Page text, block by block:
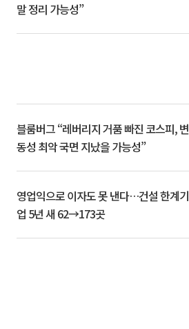
말 정리 가능성”
블룸버그 “레버리지 거품 빠진 코스피, 변
동성 최악 국면 지났을 가능성”
영업익으로 이자도 못 낸다…건설 한계기
업 5년 새 62→173곳